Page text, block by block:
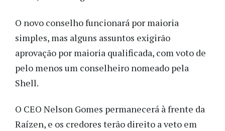
O novo conselho funcionará por maioria
simples, mas alguns assuntos exigirão
aprovação por maioria qualificada, com voto de
pelo menos um conselheiro nomeado pela
Shell.
O CEO Nelson Gomes permanecerá à frente da
Raízen, e os credores terão direito a veto em